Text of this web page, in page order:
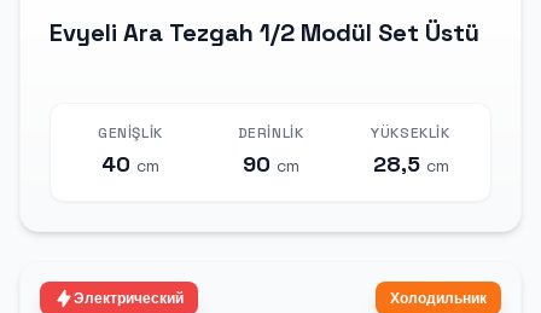
Evyeli Ara Tezgah 1/2 Modül Set Üstü
GENIŞLIK
40 cm
DERINLIK
90 cm
YÜKSEKLIK
28,5 cm
Электрический Холодильник